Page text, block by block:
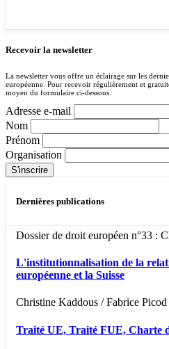
Recevoir la newsletter
La newsletter vous offre un éclairage sur les
européenne. Pour recevoir régulièrement et
moyen du formulaire ci-dessous.
Adresse e-mail
Nom
Prénom
Organisation
Dernières publications
Dossier de droit européen n°33 :
L'institutionnalisation de la
européenne et la Suisse
Christine Kaddous / Fabrice Picod
Traité UE, Traité FUE, Charte